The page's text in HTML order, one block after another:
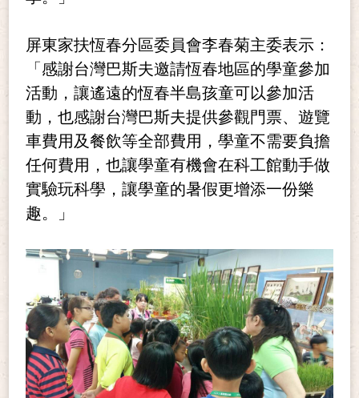
屏東家扶恆春分區委員會李春菊主委表示：
「感謝台灣巴斯夫邀請恆春地區的學童參加
活動，讓遙遠的恆春半島孩童可以參加活
動，也感謝台灣巴斯夫提供參觀門票、遊覽
車費用及餐飲等全部費用，學童不需要負擔
任何費用，也讓學童有機會在科工館動手做
實驗玩科學，讓學童的暑假更增添一份樂
趣。」